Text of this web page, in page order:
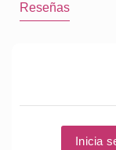
Reseñas
Inicia